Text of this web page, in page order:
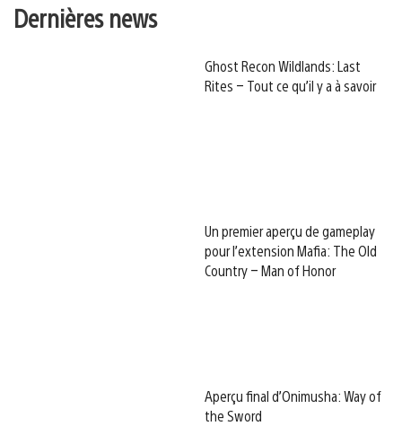
Dernières news
Ghost Recon Wildlands: Last
Rites – Tout ce qu’il y a à savoir
Un premier aperçu de gameplay
pour l’extension Mafia: The Old
Country – Man of Honor
Aperçu final d’Onimusha: Way of
the Sword